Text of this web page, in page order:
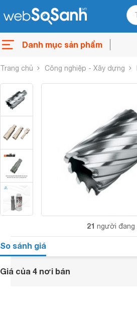
Danh mục sản phẩm
Trang chủ Công nghiệp - Xây dựng
21 người đang
So sánh giá
Giá của 4 nơi bán